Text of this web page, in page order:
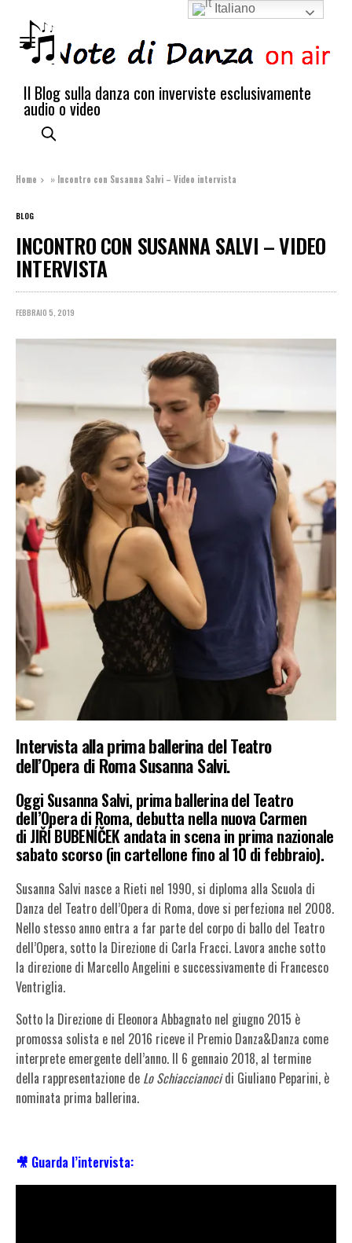
Il Blog sulla danza con inverviste esclusivamente
audio o video
Home » Incontro con Susanna Salvi – Video intervista
BLOG
INCONTRO CON SUSANNA SALVI – VIDEO
INTERVISTA
FEBBRAIO 5, 2019
Intervista alla prima ballerina del Teatro
dell’Opera di Roma Susanna Salvi.
Oggi Susanna Salvi, prima ballerina del Teatro
dell’Opera di Roma, debutta nella nuova Carmen
di JIŘÍ BUBENÍČEK andata in scena in prima nazionale
sabato scorso (in cartellone fino al 10 di febbraio).
Susanna Salvi nasce a Rieti nel 1990, si diploma alla Scuola di
Danza del Teatro dell’Opera di Roma, dove si perfeziona nel 2008.
Nello stesso anno entra a far parte del corpo di ballo del Teatro
dell’Opera, sotto la Direzione di Carla Fracci. Lavora anche sotto
la direzione di Marcello Angelini e successivamente di Francesco
Ventriglia.
Sotto la Direzione di Eleonora Abbagnato nel giugno 2015 è
promossa solista e nel 2016 riceve il Premio Danza&Danza come
interprete emergente dell’anno. Il 6 gennaio 2018, al termine
della rappresentazione de Lo Schiaccianocidi Giuliano Peparini, è
nominata prima ballerina.
🎥 Guarda l’intervista:
Italiano